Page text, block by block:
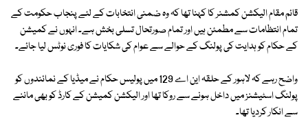
قائم مقام الیکشن کمشنر کا کہنا تھا کہ وہ ضمنی انتخابات کے لئے پنجاب حکومت کے
تمام انتظامات سے مطمئن ہیں اور تمام صورتحال تسلی بخش ہے۔ انہوں نے کمیشن
کے حکام کو ہدایت کی پولنگ کے حوالے سے عوام کی شکایات کا فوری نوٹس لیا جائے۔
واضح رہے کہ لاہور کے حلقہ این اے 129 میں پولیس حکام نے میڈیا کے نمائندوں کو
پولنگ اسٹیشنز میں داخل ہونے سے روکا تھا اور الیکشن کمیشن کے کارڈ کو بھی ماننے
سے انکار کردیا تھا۔